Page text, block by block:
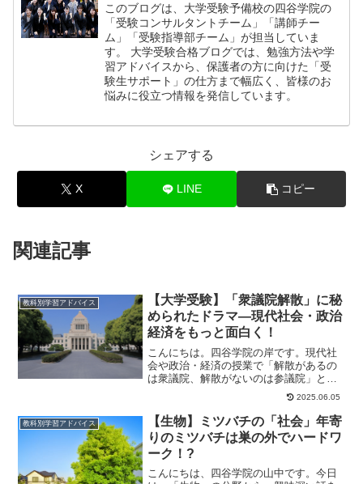
このブログは、大学受験予備校の四谷学院の
「受験コンサルタントチーム」「講師チー
ム」「受験指導部チーム」が担当していま
す。 大学受験合格ブログでは、勉強方法や学
習アドバイスから、保護者の方に向けた「受
験生サポート」の仕方まで幅広く、皆様のお
悩みに役立つ情報を発信しています。
シェアする
X LINE コピー
関連記事
教科別学習アドバイス
【大学受験】「衆議院解散」に秘
められたドラマ―現代社会・政治
経済をもっと面白く！
こんにちは。四谷学院の岸です。現代社
会や政治・経済の授業で「解散があるの
は衆議院、解散がないのは参議院」と習
います。では衆議院が解散になるのはど
2025.06.05
教科別学習アドバイス
【生物】ミツバチの「社会」年寄
りのミツバチは巣の外でハードワ
ーク！?
こんにちは、四谷学院の山中です。今日